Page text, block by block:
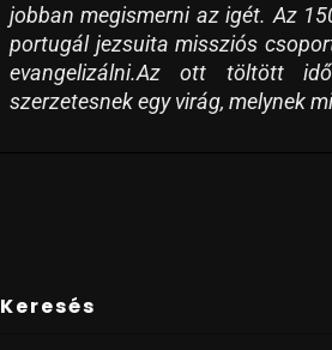
jobban megismerni az igét. Az
portugál jezsuita missziós
evangelizálni.Az ott töltött
szerzetesnek egy virág, melynek
Keresés